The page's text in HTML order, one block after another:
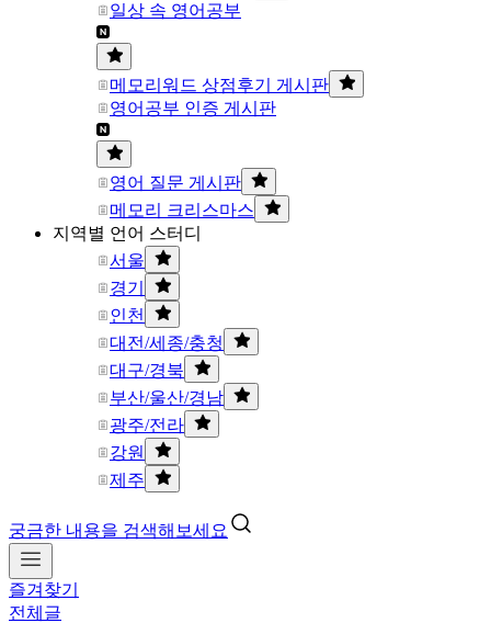
일상 속 영어공부
메모리워드 상점후기 게시판
영어공부 인증 게시판
영어 질문 게시판
메모리 크리스마스
지역별 언어 스터디
서울
경기
인천
대전/세종/충청
대구/경북
부산/울산/경남
광주/전라
강원
제주
궁금한 내용을 검색해보세요
즐겨찾기
전체글